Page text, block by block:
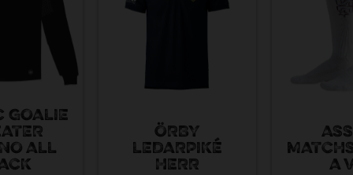
GOALIE
ALL
ÖRBY
LEDARPIKÉ
HERR
A